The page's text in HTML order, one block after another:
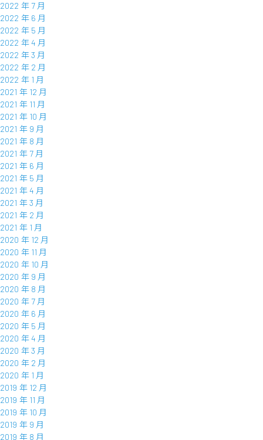
2022 年 7 月
2022 年 6 月
2022 年 5 月
2022 年 4 月
2022 年 3 月
2022 年 2 月
2022 年 1 月
2021 年 12 月
2021 年 11 月
2021 年 10 月
2021 年 9 月
2021 年 8 月
2021 年 7 月
2021 年 6 月
2021 年 5 月
2021 年 4 月
2021 年 3 月
2021 年 2 月
2021 年 1 月
2020 年 12 月
2020 年 11 月
2020 年 10 月
2020 年 9 月
2020 年 8 月
2020 年 7 月
2020 年 6 月
2020 年 5 月
2020 年 4 月
2020 年 3 月
2020 年 2 月
2020 年 1 月
2019 年 12 月
2019 年 11 月
2019 年 10 月
2019 年 9 月
2019 年 8 月